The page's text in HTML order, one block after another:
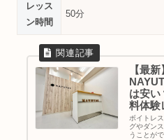
レッス
ン時間
50分
【最
は安い
料体験
ボイトレ
グやダン
うことが